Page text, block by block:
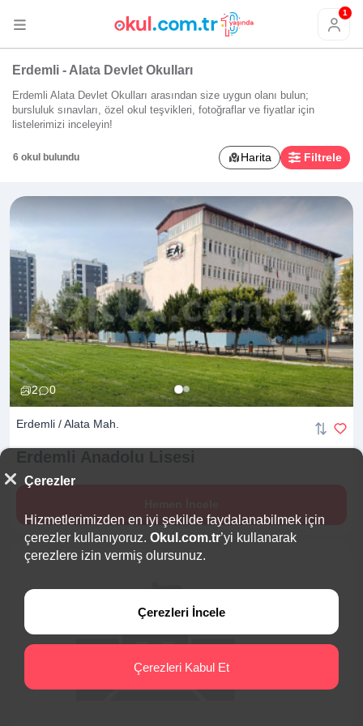
1
Erdemli - Alata Devlet Okulları
Erdemli Alata Devlet Okulları arasından size uygun olanı bulun;
bursluluk sınavları, özel okul teşvikleri, fotoğraflar ve fiyatlar için
listelerimizi inceleyin!
6 okul bulundu Harita Filtrele
2 0
Erdemli / Alata Mah.
Çerezler
Hizmetlerimizden en iyi şekilde faydalanabilmek için
çerezler kullanıyoruz. Okul.com.tr’yi kullanarak
çerezlere izin vermiş olursunuz.
Çerezleri İncele
Çerezleri Kabul Et